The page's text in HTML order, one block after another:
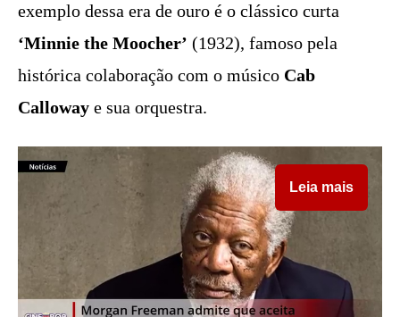
exemplo dessa era de ouro é o clássico curta
‘Minnie the Moocher’ (1932), famoso pela
histórica colaboração com o músico Cab
Calloway e sua orquestra.
Leia mais